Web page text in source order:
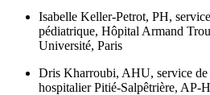
Isabelle Keller-Petrot, PH,
pédiatrique, Hôpital Armand
Université, Paris
Dris Kharroubi, AHU, service de
hospitalier Pitié-Salpêtrière, AP-